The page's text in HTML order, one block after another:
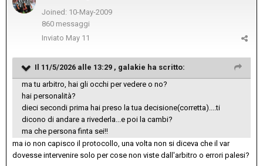
Joined: 10-May-2009
860 messaggi
Inviato May 11
Il 11/5/2026 alle 13:29 , galakie ha scritto:
ma tu arbitro, hai gli occhi per vedere o no?
hai personalità?
dieci secondi prima hai preso la tua decisione(corretta)....ti
dicono di andare a rivederla...e poi la cambi?
ma che persona finta sei!!
ma io non capisco il protocollo, una volta non si diceva che il var
dovesse intervenire solo per cose non viste dall'arbitro o errori palesi?